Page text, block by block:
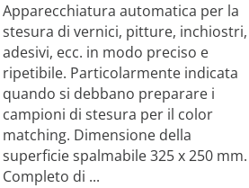
Apparecchiatura automatica per la
stesura di vernici, pitture, inchiostri,
adesivi, ecc. in modo preciso e
ripetibile. Particolarmente indicata
quando si debbano preparare i
campioni di stesura per il color
matching. Dimensione della
superficie spalmabile 325 x 250 mm.
Completo di ...